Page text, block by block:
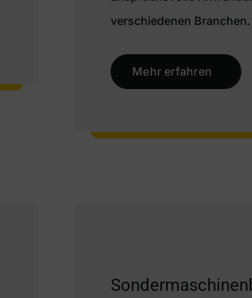
verschiedenen Branchen.
Mehr erfahren